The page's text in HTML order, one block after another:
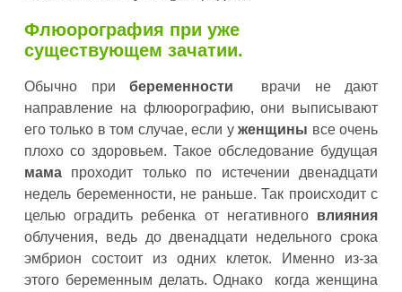
Флюoрoгрaфия при уже
существующем зачатии.
Обычно при беременности врачи не дают
направление на флюорографию, они выписывают
его только в том случае, если уженщины все очень
плохо со здоровьем. Такое обследование будущая
мама проходит только по истечении двенадцати
недель беременности, не раньше. Так происходит с
целью оградить ребенка от негативного влияния
облучения, ведь до двенадцати недельного срока
эмбрион состоит из одних клеток. Именно из-за
этого беременным делать. Однако когда женщина